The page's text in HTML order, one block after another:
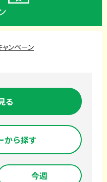
ャンペーン
る
から探す
今週